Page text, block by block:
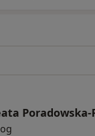
Poradowska-